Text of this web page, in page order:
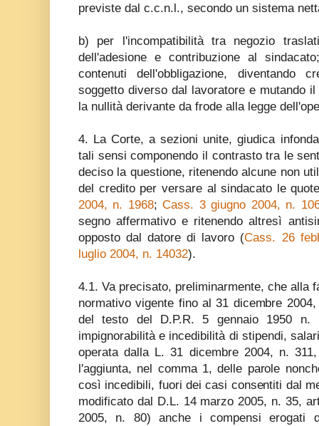
previste dal c.c.n.l., secondo un sistema
b) per l'incompatibilità tra negozio
dell'adesione e contribuzione al
contenuti dell'obbligazione, diventando
soggetto diverso dal lavoratore e mutando
la nullità derivante da frode alla legge
4. La Corte, a sezioni unite, giudica
tali sensi componendo il contrasto tra le
deciso la questione, ritenendo alcune non
del credito per versare al sindacato le
2004, n. 1968;Cass. 3 giugno 2004, n.
segno affermativo e ritenendo altresì
opposto dal datore di lavoro (Cass. 26
luglio 2004, n. 14032).
4.1. Va precisato, preliminarmente, che alla
normativo vigente fino al 31 dicembre
del testo del D.P.R. 5 gennaio 1950 n.
impignorabilità e incedibilità di stipendi,
operata dalla L. 31 dicembre 2004, n.
l'aggiunta, nel comma 1, delle parole
così incedibili, fuori dei casi consentiti dal
modificato dal D.L. 14 marzo 2005, n. 35,
2005, n. 80) anche i compensi erogati